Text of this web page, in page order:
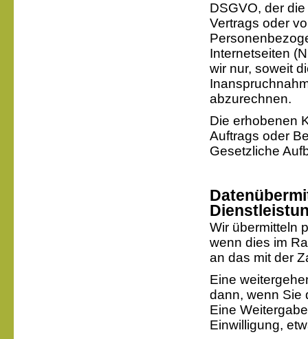
DSGVO, der
Vertrags oder
Internetseiten
wir nur, soweit
abzurechnen.
Die erhobenen
Auftrags oder
Gesetzliche
Wir übermitteln
wenn dies im
an das mit der
Eine
dann, wenn Sie
Eine
Einwilligung,